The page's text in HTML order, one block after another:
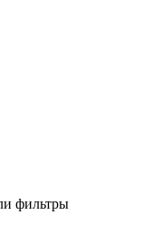
фильтры